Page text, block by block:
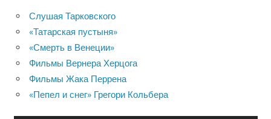
Слушая Тарковского
«Татарская пустыня»
«Смерть в Венеции»
Фильмы Вернера Херцога
Фильмы Жака Перрена
«Пепел и снег» Грегори Кольбера